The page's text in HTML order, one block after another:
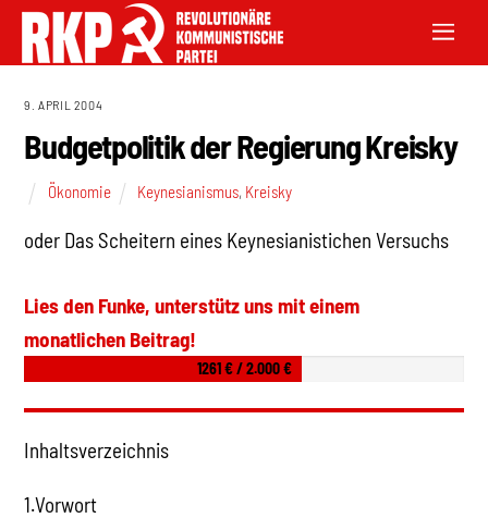
9. APRIL 2004
Budgetpolitik der Regierung Kreisky
Ökonomie Keynesianismus, Kreisky
oder Das Scheitern eines Keynesianistichen Versuchs
Lies den Funke, unterstütz uns mit einem
monatlichen Beitrag!
1261 € / 2.000 €
Inhaltsverzeichnis
1.Vorwort